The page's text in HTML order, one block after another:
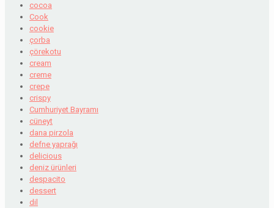
cocoa
Cook
cookie
çorba
çörekotu
cream
creme
crepe
crispy
Cumhuriyet Bayramı
cüneyt
dana pirzola
defne yaprağı
delicious
deniz ürünleri
despacito
dessert
dil